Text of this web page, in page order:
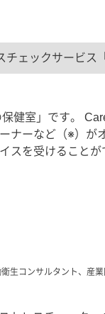
ェックサービス
健室」です。
ナーなど（※）が
スを受けることが
コンサルタント、産